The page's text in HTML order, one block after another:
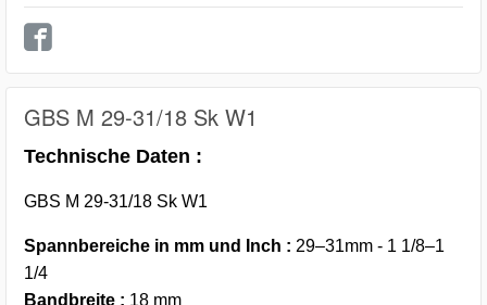
GBS M 29-31/18 Sk W1
Technische Daten :
GBS M 29-31/18 Sk W1
Spannbereiche in mm und Inch : 29–31mm - 1 1/8–1
1/4
Bandbreite : 18 mm